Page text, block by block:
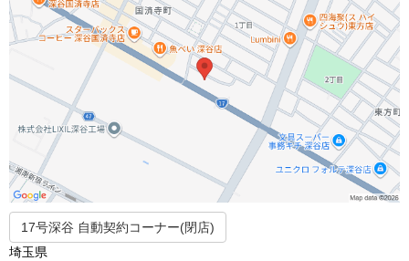
17号深谷 自動契約コーナー(閉店)
埼玉県